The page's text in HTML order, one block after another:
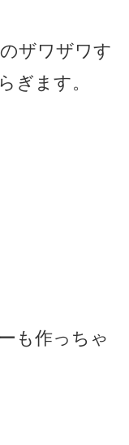
ザワザワす
ぎます。
も作っちゃ